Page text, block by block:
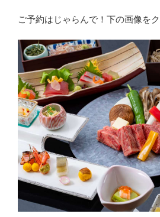
ご予約はじゃらんで！下の画像を